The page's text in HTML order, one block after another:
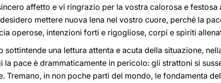
affetto e vi ringrazio per la vostra calorosa e
mettere nuova lena nel vostro cuore, perché la
operose, intenzioni forti e rigogliose, corpi e spiriti
sottintende una lettura attenta e acuta della situazione,
la pace è drammaticamente in pericolo: gli strattoni si
Tremano, in non poche parti del mondo, le fondamenta